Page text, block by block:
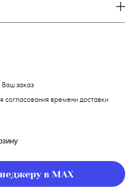
заказ
времени доставки
в MAX